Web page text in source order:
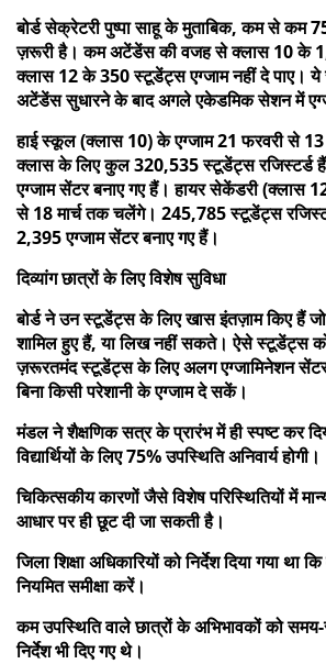
बोर्ड सेक्रेटरी पुष्पा साहू के मुताबिक, कम से कम
ज़रूरी है। कम अटेंडेंस की वजह से क्लास 10 के
क्लास 12 के 350 स्टूडेंट्स एग्जाम नहीं दे पाए।
अटेंडेंस सुधारने के बाद अगले एकेडमिक सेशन में
हाई स्कूल (क्लास 10) के एग्जाम 21 फरवरी से 13
क्लास के लिए कुल 320,535 स्टूडेंट्स रजिस्टर्ड
एग्जाम सेंटर बनाए गए हैं। हायर सेकेंडरी (क्लास
से 18 मार्च तक चलेंगे। 245,785 स्टूडेंट्स
2,395 एग्जाम सेंटर बनाए गए हैं।
दिव्यांग छात्रों के लिए विशेष सुविधा
बोर्ड ने उन स्टूडेंट्स के लिए खास इंतज़ाम किए हैं
शामिल हुए हैं, या लिख ​​नहीं सकते। ऐसे स्टूडेंट्स को
ज़रूरतमंद स्टूडेंट्स के लिए अलग एग्जामिनेशन सेंटर
बिना किसी परेशानी के एग्जाम दे सकें।
मंडल ने शैक्षणिक सत्र के प्रारंभ में ही स्पष्ट कर
विद्यार्थियों के लिए 75% उपस्थिति अनिवार्य होगी।
चिकित्सकीय कारणों जैसे विशेष परिस्थितियों में
आधार पर ही छूट दी जा सकती है।
जिला शिक्षा अधिकारियों को निर्देश दिया गया था
नियमित समीक्षा करें।
कम उपस्थिति वाले छात्रों के अभिभावकों को
निर्देश भी दिए गए थे।